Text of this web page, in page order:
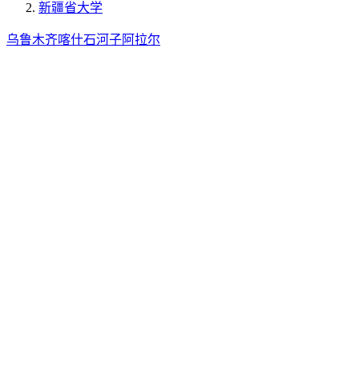
新疆省大学
乌鲁木齐喀什石河子阿拉尔